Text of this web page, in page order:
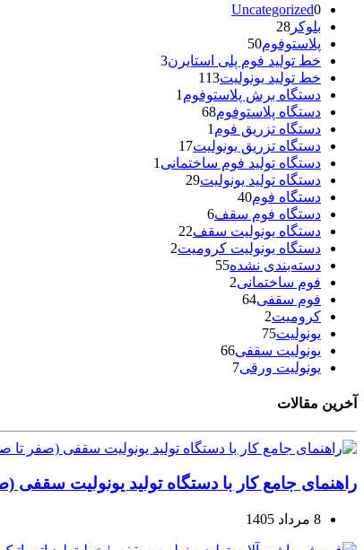
Uncategorized0
بلوکر 28
پلاستوفوم50
خط تولید فوم پلی استایرن3
خط تولید یونولیت113
دستگاه برش پلاستوفوم 1
دستگاه پلاستوفوم68
دستگاه تزریق فوم 1
دستگاه تزریق یونولیت17
دستگاه تولید فوم ساختمانی 1
دستگاه تولید یونولیت29
دستگاه فوم40
دستگاه فوم سقف6
دستگاه یونولیت سقف22
دستگاه یونولیت کرومیت2
دسته‌بندی نشده55
فوم ساختمانی2
فوم سقفی64
کرومیت2
یونولیت75
یونولیت سقفی66
یونولیت ورقی7
آخرین مقالات
راهنمای جامع کار با دستگاه تولید یونولیت سقفی
8 مرداد 1405